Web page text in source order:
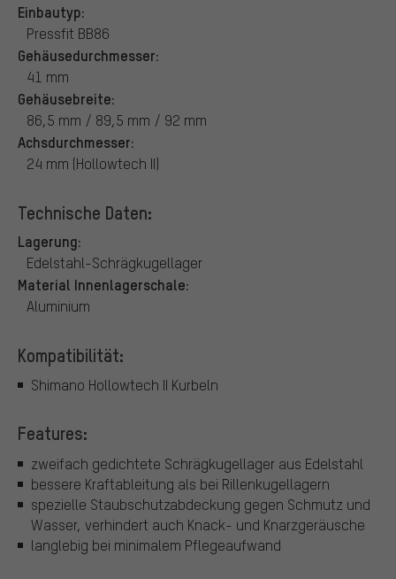
Einbautyp:
Pressfit BB86
Gehäusedurchmesser:
41 mm
Gehäusebreite:
86,5 mm / 89,5 mm / 92 mm
Achsdurchmesser:
24 mm (Hollowtech II)
Technische Daten:
Lagerung:
Edelstahl-Schrägkugellager
Material Innenlagerschale:
Aluminium
Kompatibilität:
Shimano Hollowtech II Kurbeln
Features:
zweifach gedichtete Schrägkugellager aus Edelstahl
bessere Kraftableitung als bei Rillenkugellagern
spezielle Staubschutzabdeckung gegen Schmutz und
Wasser, verhindert auch Knack- und Knarzgeräusche
langlebig bei minimalem Pflegeaufwand